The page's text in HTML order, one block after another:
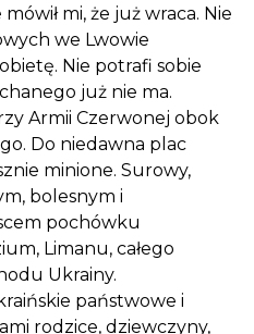
mówił mi, że już wraca. Nie
we Lwowie
Nie potrafi sobie
już nie ma.
Armii Czerwonej obok
Do niedawna plac
minione. Surowy,
bolesnym i
pochówku
Limanu, całego
Ukrainy.
państwowe i
rodzice, dziewczyny,